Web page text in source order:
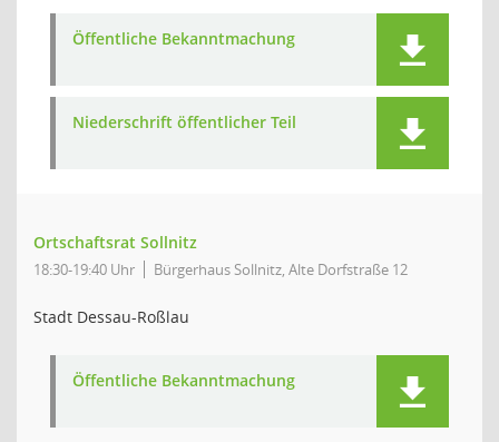
Öffentliche Bekanntmachung
Niederschrift öffentlicher Teil
Ortschaftsrat Sollnitz
18:30-19:40 Uhr Bürgerhaus Sollnitz, Alte Dorfstraße 12
Stadt Dessau-Roßlau
Öffentliche Bekanntmachung